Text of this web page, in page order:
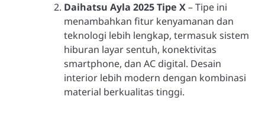
Daihatsu Ayla 2025 Tipe X– Tipe ini
menambahkan fitur kenyamanan dan
teknologi lebih lengkap, termasuk sistem
hiburan layar sentuh, konektivitas
smartphone, dan AC digital. Desain
interior lebih modern dengan kombinasi
material berkualitas tinggi.